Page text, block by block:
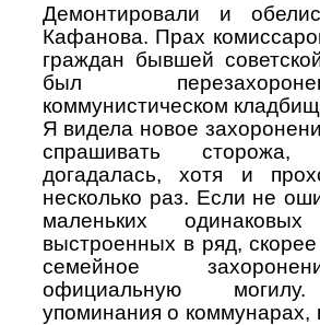
Демонтировали и
Кафанова. Прах
граждан бывшей
был
коммунистическом
Я видела новое
спрашивать
догадалась, хотя и
несколько раз. Если не
маленьких одинаковых
выстроенных в ряд,
семейное
официальную
упоминания о коммунарах,